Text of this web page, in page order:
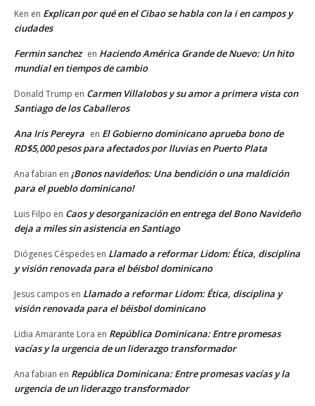
Ken en Explican por qué en el Cibao se habla con la i en campos y
ciudades
Fermin sanchez en Haciendo América Grande de Nuevo: Un hito
mundial en tiempos de cambio
Donald Trump en Carmen Villalobos y su amor a primera vista con
Santiago de los Caballeros
Ana Iris Pereyra en El Gobierno dominicano aprueba bono de
RD$5,000 pesos para afectados por lluvias en Puerto Plata
Ana fabian en ¡Bonos navideños: Una bendición o una maldición
para el pueblo dominicano!
Luis Filpo en Caos y desorganización en entrega del Bono Navideño
deja a miles sin asistencia en Santiago
Diógenes Céspedes en Llamado a reformar Lidom: Ética, disciplina
y visión renovada para el béisbol dominicano
Jesus campos en Llamado a reformar Lidom: Ética, disciplina y
visión renovada para el béisbol dominicano
Lidia Amarante Lora en República Dominicana: Entre promesas
vacías y la urgencia de un liderazgo transformador
Ana fabian en República Dominicana: Entre promesas vacías y la
urgencia de un liderazgo transformador